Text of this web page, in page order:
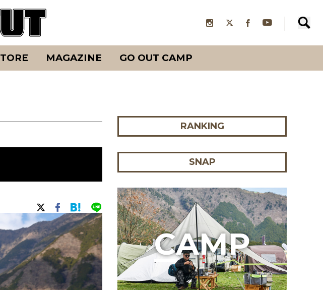
MAGAZINE GO OUT CAMP
RANKING
SNAP
CAMP